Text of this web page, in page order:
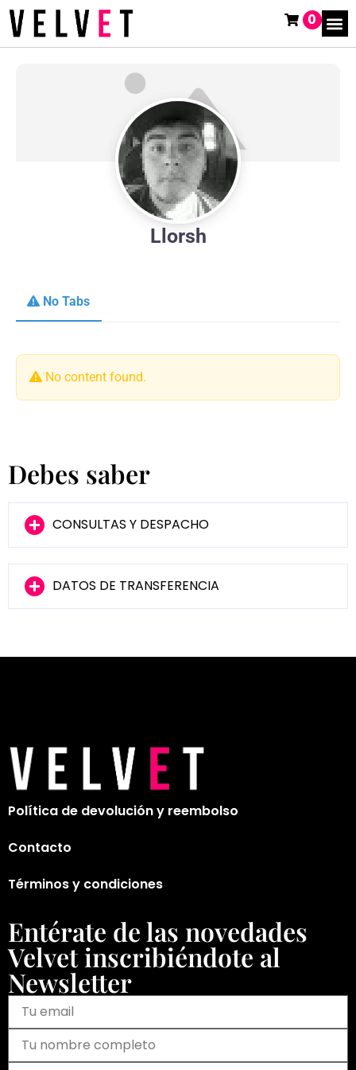
0
Llorsh
No Tabs
No content found.
Debes saber
CONSULTAS Y DESPACHO
DATOS DE TRANSFERENCIA
Política de devolución y reembolso
Contacto
Términos y condiciones
Entérate de las novedades
Velvet inscribiéndote al
Newsletter